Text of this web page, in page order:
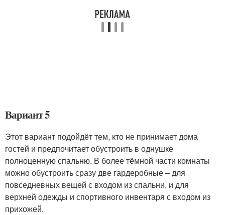
Вариант 5
Этот вариант подойдёт тем, кто не принимает дома
гостей и предпочитает обустроить в однушке
полноценную спальню. В более тёмной части комнаты
можно обустроить сразу две гардеробные – для
повседневных вещей с входом из спальни, и для
верхней одежды и спортивного инвентаря с входом из
прихожей.